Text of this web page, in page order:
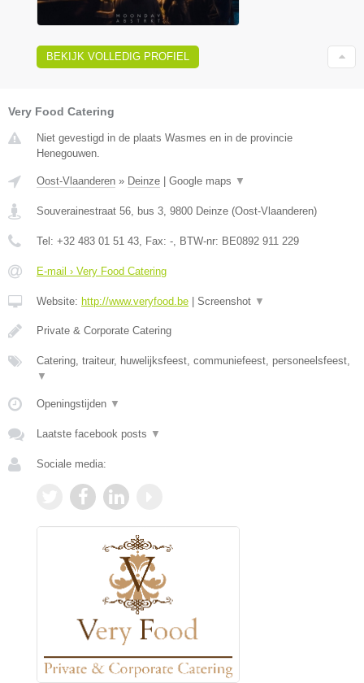
BEKIJK VOLLEDIG PROFIEL
Very Food Catering
Niet gevestigd in de plaats Wasmes en in de provincie
Henegouwen.
Oost-Vlaanderen » Deinze Google maps ▼
Souverainestraat 56, bus 3, 9800 Deinze (Oost-Vlaanderen)
Tel: +32 483 01 51 43, Fax: -, BTW-nr: BE0892 911 229
E-mail › Very Food Catering
Website: http://www.veryfood.be Screenshot ▼
Private & Corporate Catering
Catering, traiteur, huwelijksfeest, communiefeest, personeelsfeest,
▼
Openingstijden ▼
Laatste facebook posts ▼
Sociale media: